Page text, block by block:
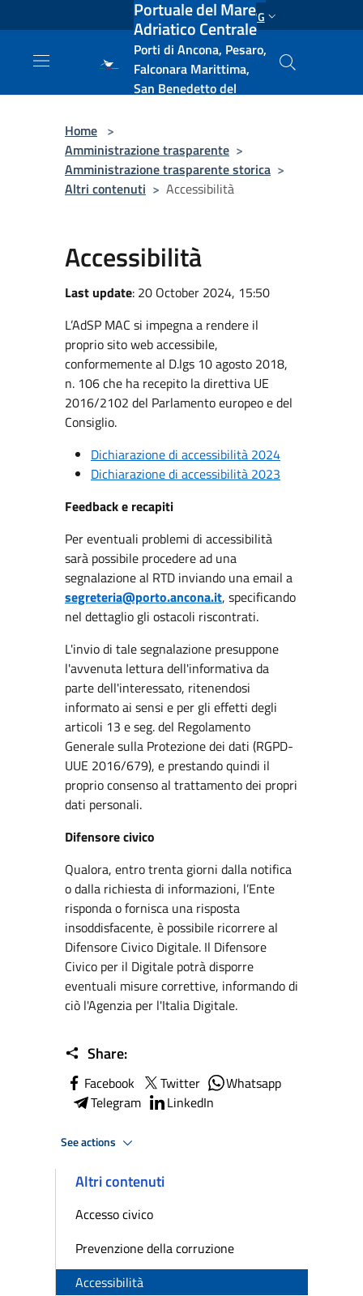
Salta al contenuto principale ENG
Portuale del Mare
Adriatico Centrale
Porti di Ancona, Pesaro,
Falconara Marittima,
San Benedetto del
Home >
Amministrazione trasparente >
Amministrazione trasparente storica >
Altri contenuti > Accessibilità
Accessibilità
Last update: 20 October 2024, 15:50
L’AdSP MAC si impegna a rendere il
proprio sito web accessibile,
conformemente al D.lgs 10 agosto 2018,
n. 106 che ha recepito la direttiva UE
2016/2102 del Parlamento europeo e del
Consiglio.
Dichiarazione di accessibilità 2024
Dichiarazione di accessibilità 2023
Feedback e recapiti
Per eventuali problemi di accessibilità
sarà possibile procedere ad una
segnalazione al RTD inviando una email a
segreteria@porto.ancona.it, specificando
nel dettaglio gli ostacoli riscontrati.
L'invio di tale segnalazione presuppone
l'avvenuta lettura dell'informativa da
parte dell'interessato, ritenendosi
informato ai sensi e per gli effetti degli
articoli 13 e seg. del Regolamento
Generale sulla Protezione dei dati (RGPD-
UUE 2016/679), e prestando quindi il
proprio consenso al trattamento dei propri
dati personali.
Difensore civico
Qualora, entro trenta giorni dalla notifica
o dalla richiesta di informazioni, l’Ente
risponda o fornisca una risposta
insoddisfacente, è possibile ricorrere al
Difensore Civico Digitale. Il Difensore
Civico per il Digitale potrà disporre
eventuali misure correttive, informando di
ciò l'Agenzia per l'Italia Digitale.
Share:
Facebook Twitter
Whatsapp
Telegram
LinkedIn
See actions
Altri contenuti
Accesso civico
Prevenzione della corruzione
Accessibilità